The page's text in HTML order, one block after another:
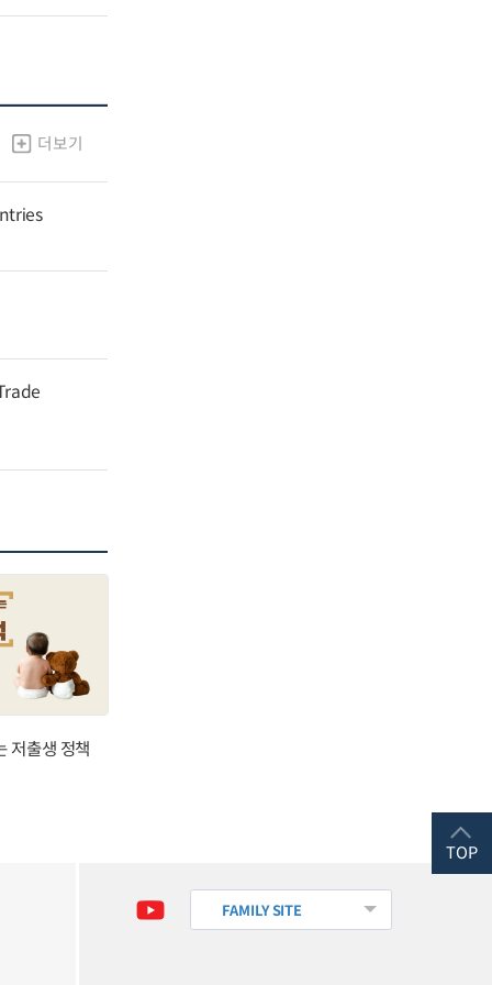
더보기
저출생 정책
FAMILY SITE
TOP